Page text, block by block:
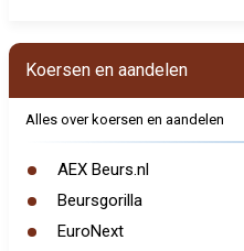
Koersen en aandelen
Alles over koersen en aandelen
AEX Beurs.nl
Beursgorilla
EuroNext